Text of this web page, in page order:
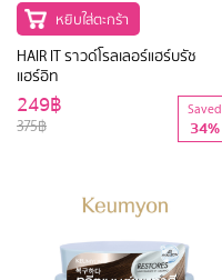
หยิบใส่ตะกร้า
HAIR IT ราวด์โรลเลอร์แฮร์บรัช
แฮร์อิท
375฿
249฿ Saved
34%